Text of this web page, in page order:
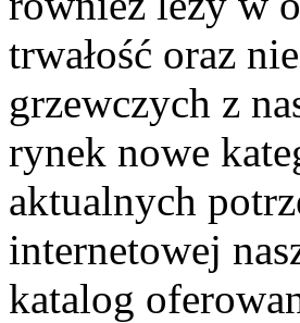
trwałość oraz
grzewczych z
rynek nowe
aktualnych
internetowej
katalog